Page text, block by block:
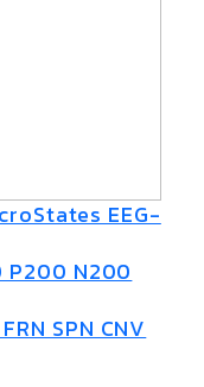
EEG-
P200 N200
SPN CNV